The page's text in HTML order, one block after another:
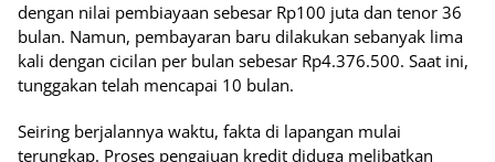
dengan nilai pembiayaan sebesar Rp100 juta dan tenor 36
bulan. Namun, pembayaran baru dilakukan sebanyak lima
kali dengan cicilan per bulan sebesar Rp4.376.500. Saat ini,
tunggakan telah mencapai 10 bulan.
‎Seiring berjalannya waktu, fakta di lapangan mulai
terungkap. Proses pengajuan kredit diduga melibatkan